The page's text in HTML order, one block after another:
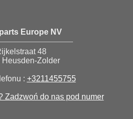
Europe NV
48
Heusden-Zolder
: +3211455755
Zadzwoń do nas pod numer